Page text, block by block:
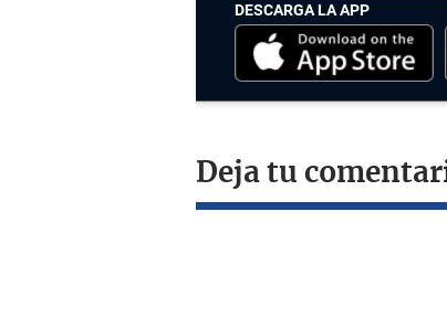
DESCARGA LA APP
Deja tu